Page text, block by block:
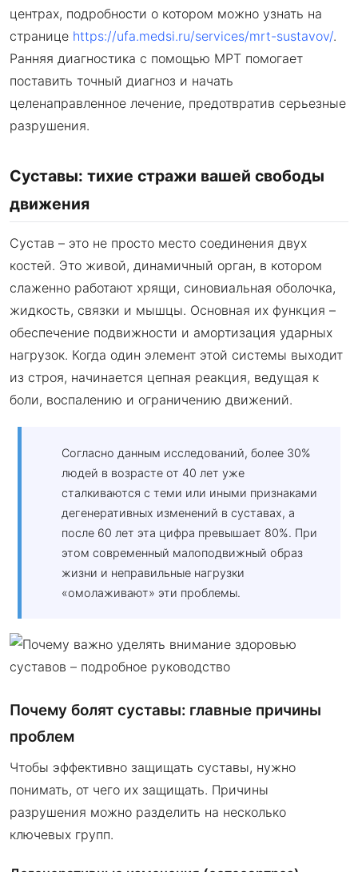
центрах, подробности о котором можно узнать на
странице https://ufa.medsi.ru/services/mrt-sustavov/.
Ранняя диагностика с помощью МРТ помогает
поставить точный диагноз и начать
целенаправленное лечение, предотвратив серьезные
разрушения.
Суставы: тихие стражи вашей свободы
движения
Сустав – это не просто место соединения двух
костей. Это живой, динамичный орган, в котором
слаженно работают хрящи, синовиальная оболочка,
жидкость, связки и мышцы. Основная их функция –
обеспечение подвижности и амортизация ударных
нагрузок. Когда один элемент этой системы выходит
из строя, начинается цепная реакция, ведущая к
боли, воспалению и ограничению движений.
Согласно данным исследований, более 30%
людей в возрасте от 40 лет уже
сталкиваются с теми или иными признаками
дегенеративных изменений в суставах, а
после 60 лет эта цифра превышает 80%. При
этом современный малоподвижный образ
жизни и неправильные нагрузки
«омолаживают» эти проблемы.
Почему болят суставы: главные причины
проблем
Чтобы эффективно защищать суставы, нужно
понимать, от чего их защищать. Причины
разрушения можно разделить на несколько
ключевых групп.